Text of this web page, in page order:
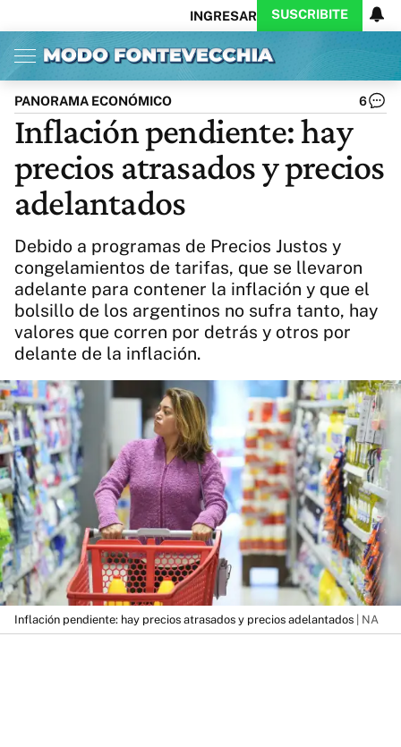
INGRESAR SUSCRIBITE
Inicio Ahora
Opinión
Política
Ciencia
Protagonistas
Cultura
Arte
Educación
Internacional
Clima
CARAS
Exitoina
Turismo
Videos
Córdoba
Business
Caras
Exitoina
Gaming
Vivo
Diario del Juicio
Actualidad
PANORAMA ECONÓMICO 6
Inflación pendiente: hay
precios atrasados y precios
adelantados
Debido a programas de Precios Justos y
congelamientos de tarifas, que se llevaron
adelante para contener la inflación y que el
bolsillo de los argentinos no sufra tanto, hay
valores que corren por detrás y otros por
delante de la inflación.
Inflación pendiente: hay precios atrasados y precios adelantados | NA